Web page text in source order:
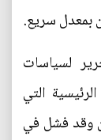
بمعدل سريع.
لسياسات
التي
وقد فشل في